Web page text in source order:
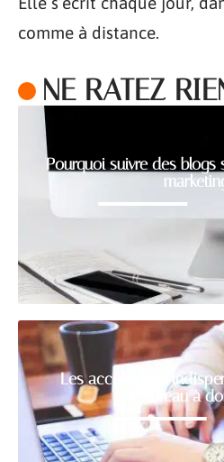
comme à distance.
NE RATEZ
Pourquoi suivre des
Les accessoires
bureau à